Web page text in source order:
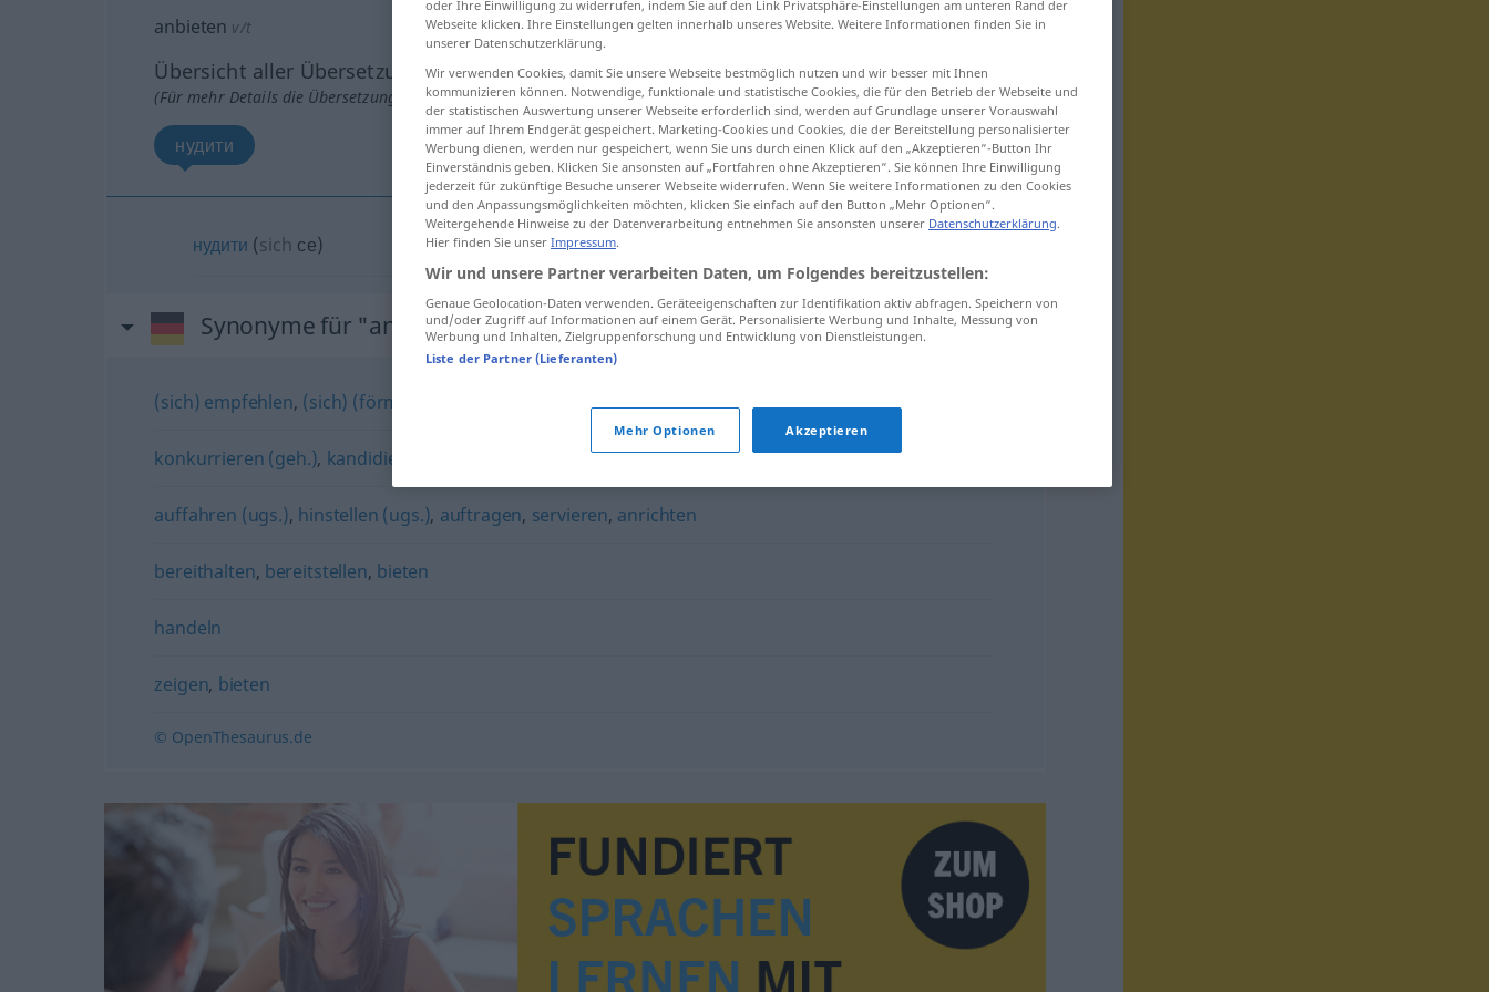
anbieten v/t
Übersicht aller Übersetzungen
(Für mehr Details die Übersetzung anklicken/antippen)
нудити
нудити (sich се)
Synonyme für "anbieten"
(sich) empfehlen, (sich) (förmlich) aufdrängen
konkurrieren (geh.), kandidieren antreten,(sich) bemühen
auffahren (ugs.), hinstellen (ugs.), auftragen, servieren, anrichten
bereithalten, bereitstellen, bieten
handeln
zeigen, bieten
© OpenThesaurus.de
oder Ihre Einwilligung zu widerrufen, indem Sie auf den Link Privatsphäre-Einstellungen am unteren Rand der
Webseite klicken. Ihre Einstellungen gelten innerhalb unseres Website. Weitere Informationen finden Sie in
unserer Datenschutzerklärung.
Wir verwenden Cookies, damit Sie unsere Webseite bestmöglich nutzen und wir besser mit Ihnen
kommunizieren können. Notwendige, funktionale und statistische Cookies, die für den Betrieb der Webseite und
der statistischen Auswertung unserer Webseite erforderlich sind, werden auf Grundlage unserer Vorauswahl
immer auf Ihrem Endgerät gespeichert. Marketing-Cookies und Cookies, die der Bereitstellung personalisierter
Werbung dienen, werden nur gespeichert, wenn Sie uns durch einen Klick auf den „Akzeptieren“-Button Ihr
Einverständnis geben. Klicken Sie ansonsten auf „Fortfahren ohne Akzeptieren“. Sie können Ihre Einwilligung
jederzeit für zukünftige Besuche unserer Webseite widerrufen. Wenn Sie weitere Informationen zu den Cookies
und den Anpassungsmöglichkeiten möchten, klicken Sie einfach auf den Button „Mehr Optionen“.
Weitergehende Hinweise zu der Datenverarbeitung entnehmen Sie ansonsten unserer Datenschutzerklärung.
Hier finden Sie unser Impressum.
Wir und unsere Partner verarbeiten Daten, um Folgendes bereitzustellen:
Genaue Geolocation-Daten verwenden. Geräteeigenschaften zur Identifikation aktiv abfragen. Speichern von
und/oder Zugriff auf Informationen auf einem Gerät. Personalisierte Werbung und Inhalte, Messung von
Werbung und Inhalten, Zielgruppenforschung und Entwicklung von Dienstleistungen.
Liste der Partner (Lieferanten)
Mehr Optionen Akzeptieren